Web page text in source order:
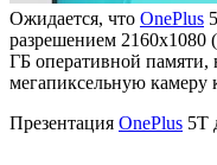
Ожидается, что OnePlus
разрешением 2160х1080
ГБ оперативной памяти,
мегапиксельную камеру
Презентация OnePlus 5T